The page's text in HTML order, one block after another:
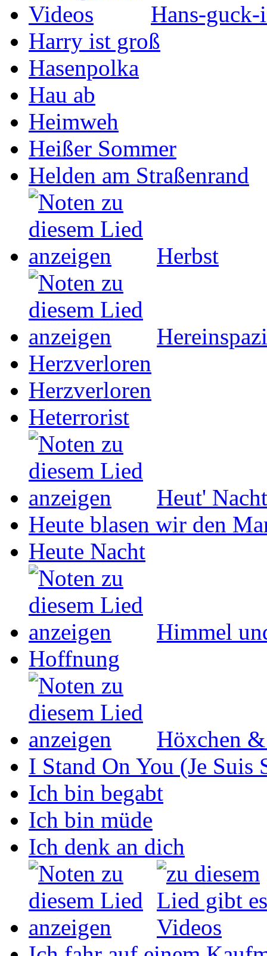
Hans-
Harry ist groß
Hasenpolka
Hau ab
Heimweh
Heißer Sommer
Helden am Straßenrand
Herbst
Herzverloren
Herzverloren
Heterrorist
Heut' Nacht
Heute blasen wir den
Heute Nacht
Himmel
Hoffnung
Höxchen
I Stand On You (Je Suis
Ich bin begabt
Ich bin müde
Ich denk an dich